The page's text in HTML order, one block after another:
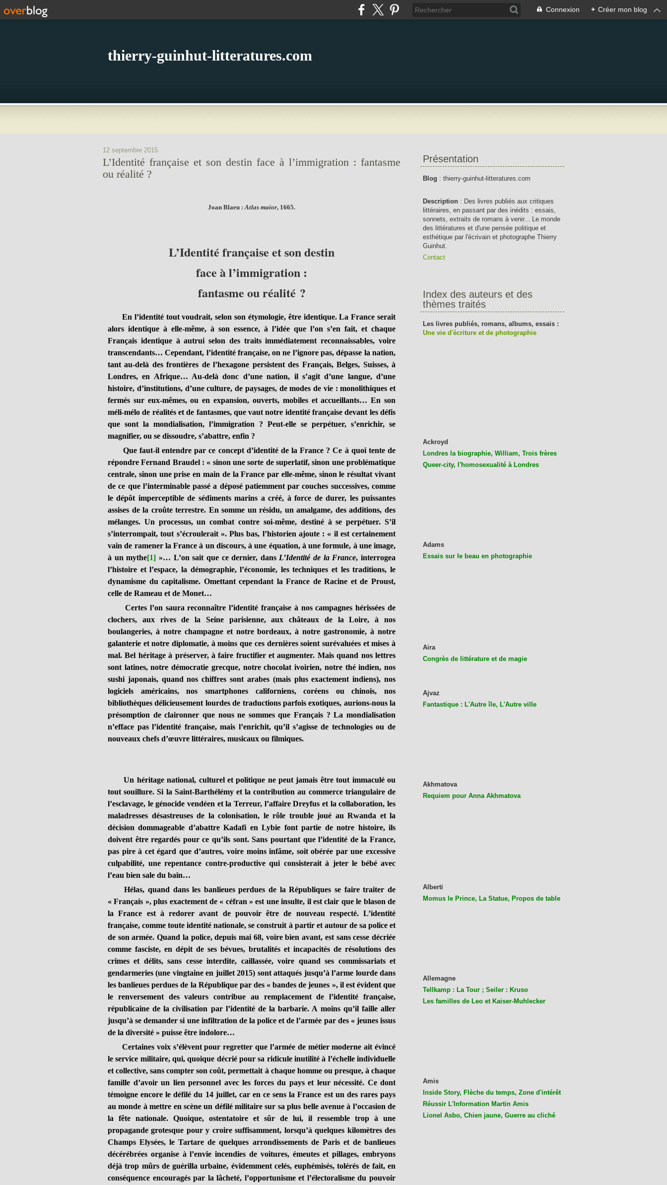
Connexion + Créer mon blog
thierry-guinhut-litteratures.com
12 septembre 2015
L’Identité française et son destin face à l’immigration : fantasme
ou réalité ?
Joan Blaeu :Atlas maior, 1665.
L’Identité française et son destin
face à l’immigration :
fantasme ou réalité ?
En l’identité tout voudrait, selon son étymologie, être identique. La France serait
alors identique à elle-même, à son essence, à l’idée que l’on s’en fait, et chaque
Français identique à autrui selon des traits immédiatement reconnaissables, voire
transcendants… Cependant, l’identité française, on ne l’ignore pas, dépasse la nation,
tant au-delà des frontières de l’hexagone persistent des Français, Belges, Suisses, à
Londres, en Afrique… Au-delà donc d’une nation, il s’agit d’une langue, d’une
histoire, d’institutions, d’une culture, de paysages, de modes de vie : monolithiques et
fermés sur eux-mêmes, ou en expansion, ouverts, mobiles et accueillants… En son
méli-mélo de réalités et de fantasmes, que vaut notre identité française devant les défis
que sont la mondialisation, l’immigration ? Peut-elle se perpétuer, s’enrichir, se
magnifier, ou se dissoudre, s’abattre, enfin ?
Que faut-il entendre par ce concept d’identité de la France ? Ce à quoi tente de
répondre Fernand Braudel : « sinon une sorte de superlatif, sinon une problématique
centrale, sinon une prise en main de la France par elle-même, sinon le résultat vivant
de ce que l’interminable passé a déposé patiemment par couches successives, comme
le dépôt imperceptible de sédiments marins a créé, à force de durer, les puissantes
assises de la croûte terrestre. En somme un résidu, un amalgame, des additions, des
mélanges. Un processus, un combat contre soi-même, destiné à se perpétuer. S’il
s’interrompait, tout s’écroulerait ». Plus bas, l’historien ajoute : « il est certainement
vain de ramener la France à un discours, à une équation, à une formule, à une image,
à un mythe[1] »… L’on sait que ce dernier, dans L’Identité de la France, interrogea
l’histoire et l’espace, la démographie, l’économie, les techniques et les traditions, le
dynamisme du capitalisme. Omettant cependant la France de Racine et de Proust,
celle de Rameau et de Monet…
Certes l’on saura reconnaître l’identité française à nos campagnes hérissées de
clochers, aux rives de la Seine parisienne, aux châteaux de la Loire, à nos
boulangeries, à notre champagne et notre bordeaux, à notre gastronomie, à notre
galanterie et notre diplomatie, à moins que ces dernières soient surévaluées et mises à
mal. Bel héritage à préserver, à faire fructifier et augmenter. Mais quand nos lettres
sont latines, notre démocratie grecque, notre chocolat ivoirien, notre thé indien, nos
sushi japonais, quand nos chiffres sont arabes (mais plus exactement indiens), nos
logiciels américains, nos smartphones californiens, coréens ou chinois, nos
bibliothèques délicieusement lourdes de traductions parfois exotiques, aurions-nous la
présomption de claironner que nous ne sommes que Français ? La mondialisation
n’efface pas l’identité française, mais l’enrichit, qu’il s’agisse de technologies ou de
nouveaux chefs d’œuvre littéraires, musicaux ou filmiques.
Un héritage national, culturel et politique ne peut jamais être tout immaculé ou
tout souillure. Si la Saint-Barthélémy et la contribution au commerce triangulaire de
l’esclavage, le génocide vendéen et la Terreur, l’affaire Dreyfus et la collaboration, les
maladresses désastreuses de la colonisation, le rôle trouble joué au Rwanda et la
décision dommageable d’abattre Kadafi en Lybie font partie de notre histoire, ils
doivent être regardés pour ce qu’ils sont. Sans pourtant que l’identité de la France,
pas pire à cet égard que d’autres, voire moins infâme, soit obérée par une excessive
culpabilité, une repentance contre-productive qui consisterait à jeter le bébé avec
l’eau bien sale du bain…
Hélas, quand dans les banlieues perdues de la Républiques se faire traiter de
« Français », plus exactement de « céfran » est une insulte, il est clair que le blason de
la France est à redorer avant de pouvoir être de nouveau respecté. L’identité
française, comme toute identité nationale, se construit à partir et autour de sa police et
de son armée. Quand la police, depuis mai 68, voire bien avant, est sans cesse décriée
comme fasciste, en dépit de ses bévues, brutalités et incapacités de résolutions des
crimes et délits, sans cesse interdite, caillassée, voire quand ses commissariats et
gendarmeries (une vingtaine en juillet 2015) sont attaqués jusqu’à l’arme lourde dans
les banlieues perdues de la République par des « bandes de jeunes », il est évident que
le renversement des valeurs contribue au remplacement de l’identité française,
républicaine de la civilisation par l’identité de la barbarie. A moins qu’il faille aller
jusqu’à se demander si une infiltration de la police et de l’armée par des « jeunes issus
de la diversité » puisse être indolore…
Certaines voix s’élèvent pour regretter que l’armée de métier moderne ait évincé
le service militaire, qui, quoique décrié pour sa ridicule inutilité à l’échelle individuelle
et collective, sans compter son coût, permettait à chaque homme ou presque, à chaque
famille d’avoir un lien personnel avec les forces du pays et leur nécessité. Ce dont
témoigne encore le défilé du 14 juillet, car en ce sens la France est un des rares pays
au monde à mettre en scène un défilé militaire sur sa plus belle avenue à l’occasion de
la fête nationale. Quoique, ostentatoire et sûr de lui, il ressemble trop à une
propagande grotesque pour y croire suffisamment, lorsqu’à quelques kilomètres des
Champs Elysées, le Tartare de quelques arrondissements de Paris et de banlieues
décérébrées organise à l’envie incendies de voitures, émeutes et pillages, embryons
déjà trop mûrs de guérilla urbaine, évidemment celés, euphémisés, tolérés de fait, en
conséquence encouragés par la lâcheté, l’opportunisme et l’électoralisme du pouvoir
Présentation
Blog : thierry-guinhut-litteratures.com
Description : Des livres publiés aux critiques
littéraires, en passant par des inédits : essais,
sonnets, extraits de romans à venir... Le monde
des littératures et d'une pensée politique et
esthétique par l'écrivain et photographe Thierry
Guinhut.
Contact
Index des auteurs et des
thèmes traités
Les livres publiés, romans, albums, essais :
Une vie d'écriture et de photographie
Ackroyd
Londres la biographie, William, Trois frères
Queer-city, l'homosexualité à Londres
Adams
Essais sur le beau en photographie
Aira
Congrès de littérature et de magie
Ajvaz
Fantastique : L'Autre île, L'Autre ville
Akhmatova
Requiem pour Anna Akhmatova
Alberti
Momus le Prince, La Statue, Propos de table
Allemagne
Tellkamp : La Tour ; Seiler : Kruso
Les familles de Leo et Kaiser-Muhlecker
Amis
Inside Story, Flèche du temps, Zone d'intérêt
Réussir L'Information Martin Amis
Lionel Asbo, Chien jaune, Guerre au cliché